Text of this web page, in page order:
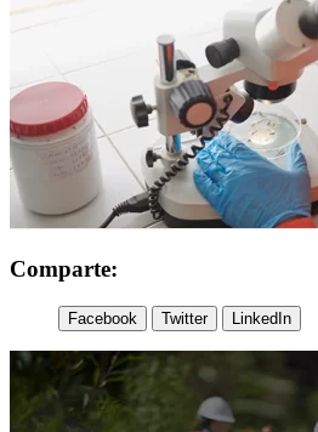
Comparte:
Facebook Twitter LinkedIn